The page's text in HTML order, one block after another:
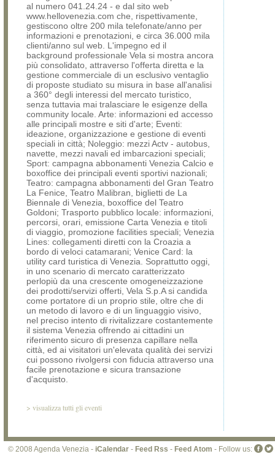
al numero 041.24.24 - e dal sito web
www.hellovenezia.com che, rispettivamente,
gestiscono oltre 200 mila telefonate/anno per
informazioni e prenotazioni, e circa 36.000 mila
clienti/anno sul web. L'impegno ed il
background professionale Vela si mostra ancora
più consolidato, attraverso l'offerta diretta e la
gestione commerciale di un esclusivo ventaglio
di proposte studiato su misura in base all'analisi
a 360° degli interessi del mercato turistico,
senza tuttavia mai tralasciare le esigenze della
community locale. Arte: informazioni ed accesso
alle principali mostre e siti d'arte; Eventi:
ideazione, organizzazione e gestione di eventi
speciali in città; Noleggio: mezzi Actv - autobus,
navette, mezzi navali ed imbarcazioni speciali;
Sport: campagna abbonamenti Venezia Calcio e
boxoffice dei principali eventi sportivi nazionali;
Teatro: campagna abbonamenti del Gran Teatro
La Fenice, Teatro Malibran, biglietti de La
Biennale di Venezia, boxoffice del Teatro
Goldoni; Trasporto pubblico locale: informazioni,
percorsi, orari, emissione Carta Venezia e titoli
di viaggio, promozione facilities speciali; Venezia
Lines: collegamenti diretti con la Croazia a
bordo di veloci catamarani; Venice Card: la
utility card turistica di Venezia. Soprattutto oggi,
in uno scenario di mercato caratterizzato
perlopiù da una crescente omogeneizzazione
dei prodotti/servizi offerti, Vela S.p.A si candida
come portatore di un proprio stile, oltre che di
un metodo di lavoro e di un linguaggio visivo,
nel preciso intento di rivitalizzare costantemente
il sistema Venezia offrendo ai cittadini un
riferimento sicuro di presenza capillare nella
città, ed ai visitatori un'elevata qualità dei servizi
cui possono rivolgersi con fiducia attraverso una
facile prenotazione e sicura transazione
d'acquisto.
> visualizza tutti gli eventi
© 2008 Agenda Venezia - iCalendar - Feed Rss - Feed Atom - Follow us: